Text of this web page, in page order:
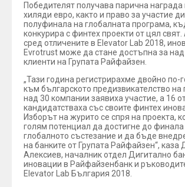
Победителят получава парична награда
хиляди евро, както и право за участие
полуфинала на глобалната програма,
конкурира с финтех проекти от цял
сред отличените в Elevator Lab 2018,
Evrotrust може да стане достъпна за над
клиенти на Групата Райфайзен.
„Тази година регистрирахме двойно по-
към българското предизвикателство на
над 30 компании заявиха участие, а 16
кандидатстваха със своите финтех
Изборът на журито се спря на проекта,
голям потенциал да достигне до финала
глобалното състезание и да бъде
на банките от Групата Райфайзен“, каза
Алексиев, началник отдел Дигитално
иновации в Райфайзенбанк и
Elevator Lab България 2018.